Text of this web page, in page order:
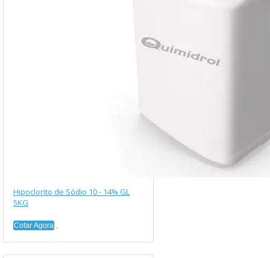
Hipoclorito de Sódio 10 - 14% GL
5KG
Cotar Agora